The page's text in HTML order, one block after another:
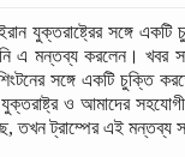
ইরান যুক্তরাষ্ট্রের সঙ্গে
এ মন্তব্য করলেন। খবর
সঙ্গে একটি চুক্তি
ও আমাদের
তখন ট্রাম্পের এই মন্তব্য